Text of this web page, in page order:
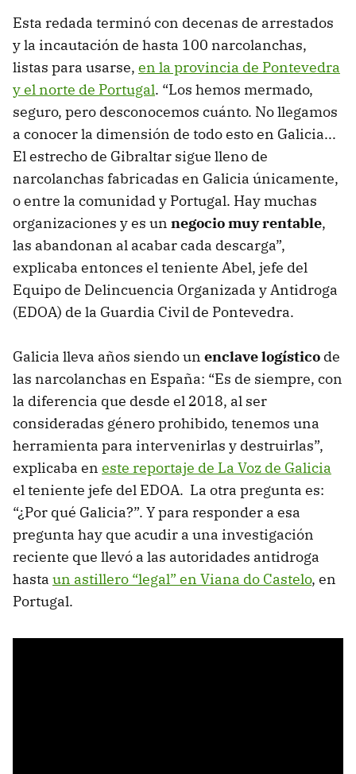
Esta redada terminó con decenas de arrestados
y la incautación de hasta 100 narcolanchas,
listas para usarse, en la provincia de Pontevedra
y el norte de Portugal. “Los hemos mermado,
seguro, pero desconocemos cuánto. No llegamos
a conocer la dimensión de todo esto en Galicia...
El estrecho de Gibraltar sigue lleno de
narcolanchas fabricadas en Galicia únicamente,
o entre la comunidad y Portugal. Hay muchas
organizaciones y es un negocio muy rentable,
las abandonan al acabar cada descarga”,
explicaba entonces el teniente Abel, jefe del
Equipo de Delincuencia Organizada y Antidroga
(EDOA) de la Guardia Civil de Pontevedra.
Galicia lleva años siendo un enclave logístico de
las narcolanchas en España: “Es de siempre, con
la diferencia que desde el 2018, al ser
consideradas género prohibido, tenemos una
herramienta para intervenirlas y destruirlas”,
explicaba en este reportaje de La Voz de Galicia
el teniente jefe del EDOA. La otra pregunta es:
“¿Por qué Galicia?”. Y para responder a esa
pregunta hay que acudir a una investigación
reciente que llevó a las autoridades antidroga
hasta un astillero “legal” en Viana do Castelo, en
Portugal.